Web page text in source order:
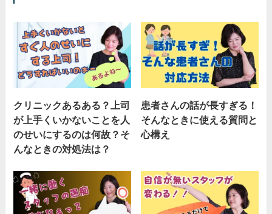
クリニックあるある？上司
が上手くいかないことを人
のせいにするのは何故？そ
んなときの対処法は？
患者さんの話が長すぎる！
そんなときに使える質問と
心構え